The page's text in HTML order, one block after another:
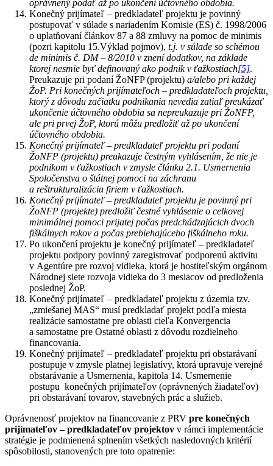
oprávnený podať až po ukončení účtovného obdobia.
Konečný prijímateľ – predkladateľ projektu je povinný
postupovať v súlade s nariadením Komisie (ES) č. 1998/2006
o uplatňovaní článkov 87 a 88 zmluvy na pomoc de minimis
(pozri kapitolu 15.Výklad pojmov), t.j. v súlade so schémou
de minimis č. DM – 8/2010 v znení dodatkov, na základe
ktorej nesmie byť definovaný ako podnik v ťažkostiach[5].
Preukazuje pri podaní ŽoNFP (projektu) a/alebo pri každej
ŽoP. Pri konečných prijímateľoch – predkladateľoch projektu,
ktorý z dôvodu začiatku podnikania nevedia zatiaľ preukázať
ukončenie účtovného obdobia sa nepreukazuje pri ŽoNFP,
ale pri prvej ŽoP, ktorú môžu predložiť až po ukončení
účtovného obdobia.
Konečný prijímateľ – predkladateľ projektu pri podaní
ŽoNFP (projektu) preukazuje čestným vyhlásením, že nie je
podnikom v ťažkostiach v zmysle článku 2.1. Usmernenia
Spoločenstva o štátnej pomoci na záchranu
a reštrukturalizáciu firiem v ťažkostiach.
Konečný prijímateľ – predkladateľ projektu je povinný pri
ŽoNFP (projekte) predložiť čestné vyhlásenie o celkovej
minimálnej pomoci prijatej počas predchádzajúcich dvoch
fiškálnych rokov a počas prebiehajúceho fiškálneho roku.
Po ukončení projektu je konečný prijímateľ – predkladateľ
projektu podpory povinný zaregistrovať podporenú aktivitu
v Agentúre pre rozvoj vidieka, ktorá je hostiteľským orgánom
Národnej siete rozvoja vidieka do 3 mesiacov od predloženia
poslednej ŽoP.
Konečný prijímateľ – predkladateľ projektu z územia tzv.
„zmiešanej MAS“ musí predkladať projekt podľa miesta
realizácie samostatne pre oblasti cieľa Konvergencia
a samostatne pre Ostatné oblasti z dôvodu rozdielneho
financovania.
Konečný prijímateľ – predkladateľ projektu pri obstarávaní
postupuje v zmysle platnej legislatívy, ktorá upravuje verejné
obstarávanie a Usmernenia, kapitola 14. Usmernenie
postupu konečných prijímateľov (oprávnených žiadateľov)
pri obstarávaní tovarov, stavebných prác a služieb.
Oprávnenosť projektov na financovanie z PRV pre konečných
prijímateľov – predkladateľov projektov v rámci implementácie
stratégie je podmienená splnením všetkých nasledovných kritérií
spôsobilosti, stanovených pre toto opatrenie: